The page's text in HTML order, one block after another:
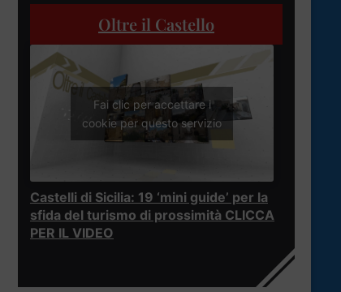
Oltre il Castello
Fai clic per accettare i
cookie per questo servizio
Castelli di Sicilia: 19 ‘mini guide’ per la
sfida del turismo di prossimità CLICCA
PER IL VIDEO